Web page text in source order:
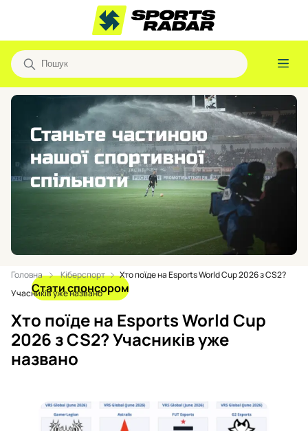
Стати спонсором
Головна Кіберспорт
Хто поїде на Esports World Cup 2026 з CS2?
Учасників уже названо
Хто поїде на Esports World Cup
2026 з CS2? Учасників уже
названо